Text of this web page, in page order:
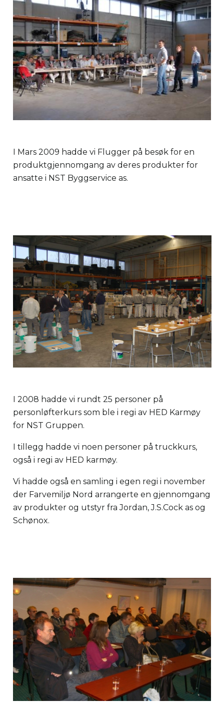
I Mars 2009 hadde vi Flugger på besøk for en
produktgjennomgang av deres produkter for
ansatte i NST Byggservice as.
I 2008 hadde vi rundt 25 personer på
personløfterkurs som ble i regi av HED Karmøy
for NST Gruppen.
I tillegg hadde vi noen personer på truckkurs,
også i regi av HED karmøy.
Vi hadde også en samling i egen regi i november
der Farvemiljø Nord arrangerte en gjennomgang
av produkter og utstyr fra Jordan, J.S.Cock as og
Schønox.